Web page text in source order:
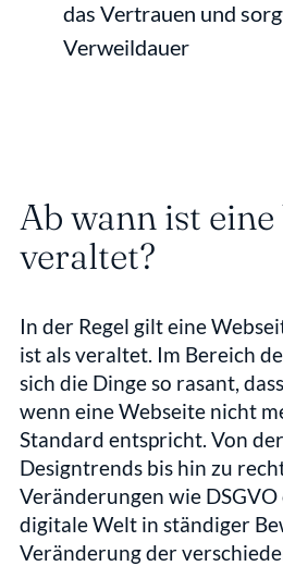
das Vertrauen und
Verweildauer
Ab wann ist eine
veraltet?
In der Regel gilt eine
ist als veraltet. Im Bereich
sich die Dinge so rasant,
wenn eine Webseite nicht
Standard entspricht. Von
Designtrends bis hin zu
Veränderungen wie
digitale Welt in ständiger
Veränderung der